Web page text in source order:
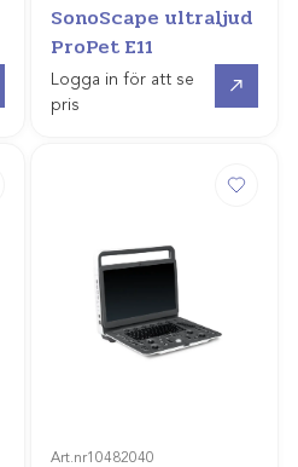
SonoScape ultraljud
ProPet E11
Logga in för att se
pris
Art.nr10482040